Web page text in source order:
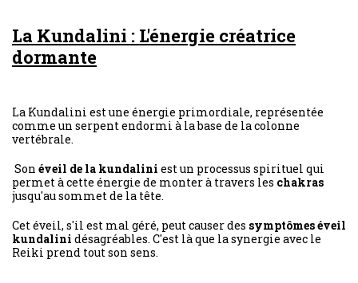
La Kundalini : L'énergie créatrice
dormante
La Kundalini est une énergie primordiale, représentée
comme un serpent endormi à la base de la colonne
vertébrale.
Son éveil de la kundalini est un processus spirituel qui
permet à cette énergie de monter à travers les chakras
jusqu'au sommet de la tête.
Cet éveil, s'il est mal géré, peut causer des symptômes éveil
kundalini désagréables. C'est là que la synergie avec le
Reiki prend tout son sens.